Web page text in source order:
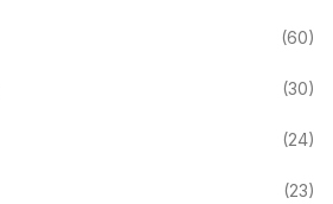
(60)
(30)
(24)
(23)